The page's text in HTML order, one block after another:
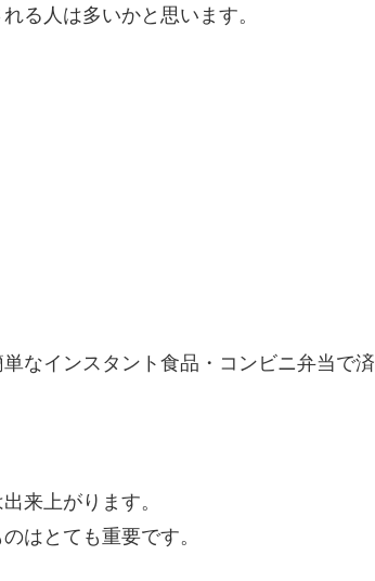
る人は多いかと思います。
なインスタント食品・コンビニ弁当で済
来上がります。
はとても重要です。